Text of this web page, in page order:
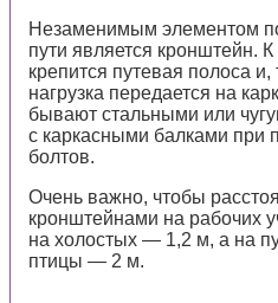
Незаменимым элементом
пути является кронштейн. К
крепится путевая полоса
нагрузка передается на
бывают стальными или
с каркасными балками при
болтов.
Очень важно, чтобы
кронштейнами на рабочих
на холостых — 1,2 м, а на
птицы — 2 м.